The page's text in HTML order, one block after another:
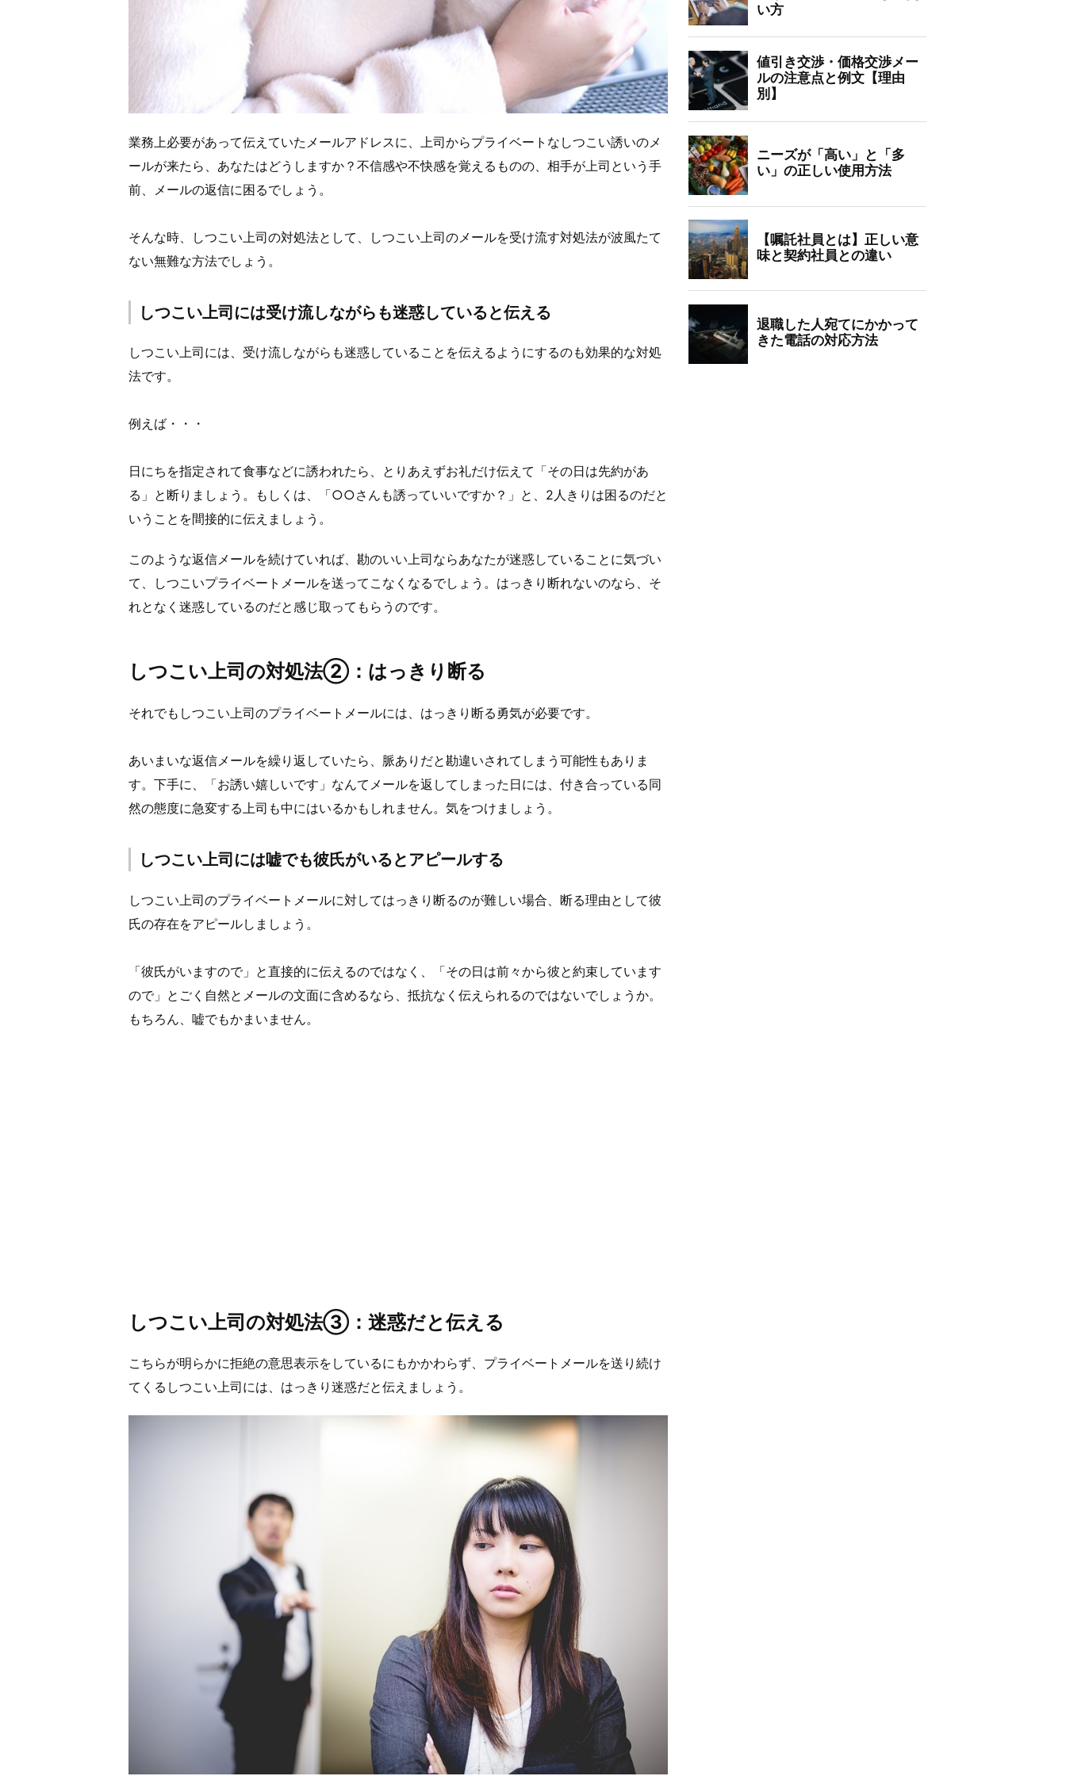
業務上必要があって伝えていたメールアドレスに、上司からプライベートなしつこい誘いのメ
ールが来たら、あなたはどうしますか？不信感や不快感を覚えるものの、相手が上司という手
前、メールの返信に困るでしょう。
そんな時、しつこい上司の対処法として、しつこい上司のメールを受け流す対処法が波風たて
ない無難な方法でしょう。
しつこい上司には受け流しながらも迷惑していると伝える
しつこい上司には、受け流しながらも迷惑していることを伝えるようにするのも効果的な対処
法です。
例えば・・・
日にちを指定されて食事などに誘われたら、とりあえずお礼だけ伝えて「その日は先約があ
る」と断りましょう。もしくは、「○○さんも誘っていいですか？」と、2人きりは困るのだと
いうことを間接的に伝えましょう。
このような返信メールを続けていれば、勘のいい上司ならあなたが迷惑していることに気づい
て、しつこいプライベートメールを送ってこなくなるでしょう。はっきり断れないのなら、そ
れとなく迷惑しているのだと感じ取ってもらうのです。
しつこい上司の対処法②：はっきり断る
それでもしつこい上司のプライベートメールには、はっきり断る勇気が必要です。
あいまいな返信メールを繰り返していたら、脈ありだと勘違いされてしまう可能性もありま
す。下手に、「お誘い嬉しいです」なんてメールを返してしまった日には、付き合っている同
然の態度に急変する上司も中にはいるかもしれません。気をつけましょう。
しつこい上司には嘘でも彼氏がいるとアピールする
しつこい上司のプライベートメールに対してはっきり断るのが難しい場合、断る理由として彼
氏の存在をアピールしましょう。
「彼氏がいますので」と直接的に伝えるのではなく、「その日は前々から彼と約束しています
ので」とごく自然とメールの文面に含めるなら、抵抗なく伝えられるのではないでしょうか。
もちろん、嘘でもかまいません。
しつこい上司の対処法③：迷惑だと伝える
こちらが明らかに拒絶の意思表示をしているにもかかわらず、プライベートメールを送り続け
てくるしつこい上司には、はっきり迷惑だと伝えましょう。